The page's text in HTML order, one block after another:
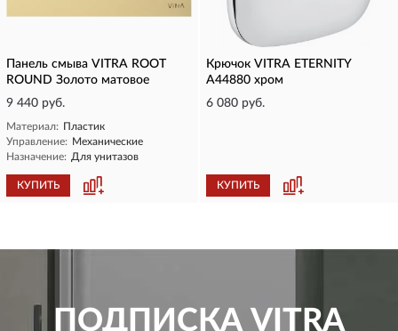
Панель смыва VITRA ROOT
ROUND Золото матовое
9 440 руб.
Материал: Пластик
Управление: Механические
Назначение: Для унитазов
КУПИТЬ
Крючок VITRA ETERNITY
A44880 хром
6 080 руб.
КУПИТЬ
ПОДПИСКА VITRA